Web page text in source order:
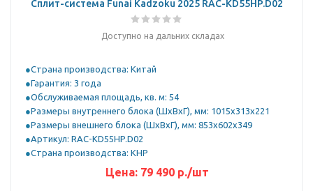
Сплит-система Funai Kadzoku 2025 RAC-KD55HP.D02
Доступно на дальних складах
Страна производства: Китай
Гарантия: 3 года
Обслуживаемая площадь, кв. м: 54
Размеры внутреннего блока (ШхВхГ), мм: 1015x313x221
Размеры внешнего блока (ШхВхГ), мм: 853x602x349
Артикул: RAC-KD55HP.D02
Страна производства: КНР
Цена: 79 490р./шт